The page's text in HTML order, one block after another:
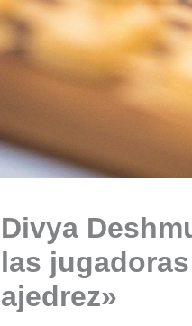
Divya
las
ajedrez»